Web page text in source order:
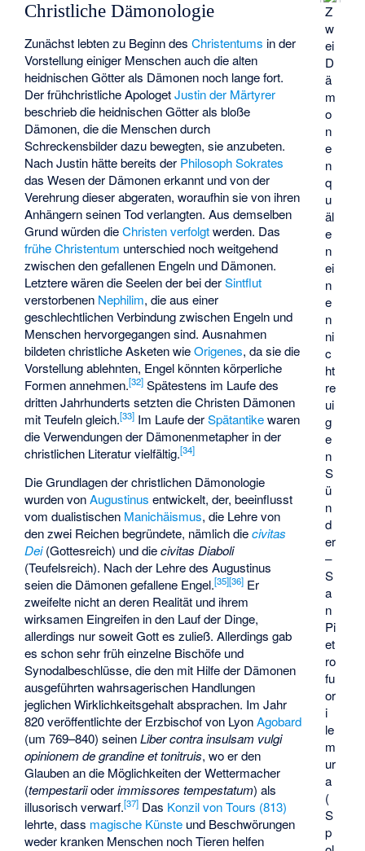
Z
w
ei
D
ä
m
o
n
e
n
q
u
äl
e
n
ei
n
e
n
ni
c
ht
re
ui
g
e
n
S
ü
n
d
er
–
S
a
n
Pi
et
ro
fu
or
i
le
m
ur
a
(
S
p
Christliche Dämonologie
Zunächst lebten zu Beginn desChristentums in der
Vorstellung einiger Menschen auch die alten
heidnischen Götter als Dämonen noch lange fort.
Der frühchristliche ApologetJustin der Märtyrer
beschrieb die heidnischen Götter als bloße
Dämonen, die die Menschen durch
Schreckensbilder dazu bewegten, sie anzubeten.
Nach Justin hätte bereits der Philosoph Sokrates
das Wesen der Dämonen erkannt und von der
Verehrung dieser abgeraten, woraufhin sie von ihren
Anhängern seinen Tod verlangten. Aus demselben
Grund würden dieChristen verfolgtwerden. Das
frühe Christentum unterschied noch weitgehend
zwischen den gefallenen Engeln und Dämonen.
Letztere wären die Seelen der bei derSintflut
verstorbenen Nephilim, die aus einer
geschlechtlichen Verbindung zwischen Engeln und
Menschen hervorgegangen sind. Ausnahmen
bildeten christliche Asketen wieOrigenes, da sie die
Vorstellung ablehnten, Engel könnten körperliche
Formen annehmen.[32] Spätestens im Laufe des
dritten Jahrhunderts setzten die Christen Dämonen
mit Teufeln gleich.[33] Im Laufe derSpätantikewaren
die Verwendungen der Dämonenmetapher in der
christlichen Literatur vielfältig.[34]
Die Grundlagen der christlichen Dämonologie
wurden vonAugustinus entwickelt, der, beeinflusst
vom dualistischen Manichäismus, die Lehre von
den zwei Reichen begründete, nämlich diecivitas
Dei(Gottesreich) und diecivitas Diaboli
(Teufelsreich). Nach der Lehre des Augustinus
seien die Dämonengefallene Engel.[35][36] Er
zweifelte nicht an deren Realität und ihrem
wirksamen Eingreifen in den Lauf der Dinge,
allerdings nur soweit Gott es zuließ. Allerdings gab
es schon sehr früh einzelne Bischöfe und
Synodalbeschlüsse, die den mit Hilfe der Dämonen
ausgeführten wahrsagerischen Handlungen
jeglichen Wirklichkeitsgehalt absprachen. Im Jahr
820 veröffentlichte der Erzbischof von LyonAgobard
(um 769–840) seinenLiber contra insulsam vulgi
opinionem de grandine et tonitruis, wo er den
Glauben an die Möglichkeiten der Wettermacher
(tempestariioderimmissores tempestatum) als
illusorisch verwarf.[37] Das Konzil von Tours (813)
lehrte, dass magische Künste und Beschwörungen
weder kranken Menschen noch Tieren helfen